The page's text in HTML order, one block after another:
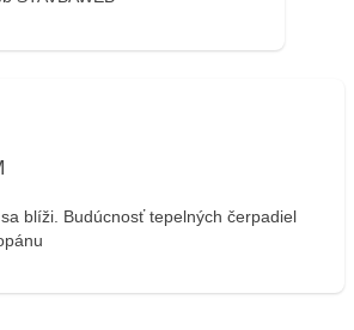
blíži. Budúcnosť tepelných čerpadiel